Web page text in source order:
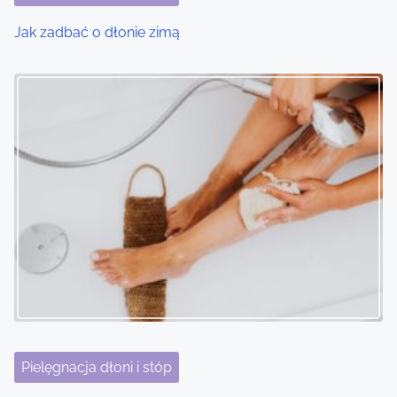
o
n
Jak zadbać o dłonie zimą
Pielęgnacja dłoni i stóp